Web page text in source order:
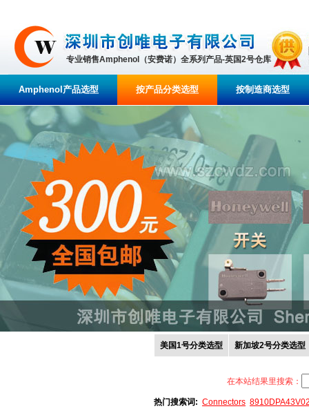
专业销售Amphenol（安费诺）全系列产品-英国2号仓库
Amphenol产品选型 按产品分类选型 按制造商选型
美国1号分类选型 新加坡2号分类选型
在本站结果里搜索：
热门搜索词: Connectors